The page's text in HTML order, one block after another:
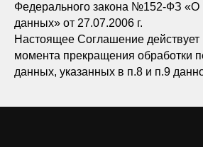
Федерального закона №152-ФЗ «О
данных» от 27.07.2006 г.
Настоящее Соглашение
момента прекращения обработки
данных, указанных в п.8 и п.9